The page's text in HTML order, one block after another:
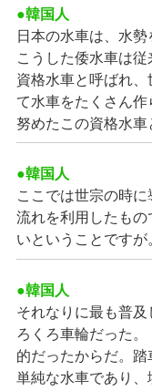
●韓国人
日本の水車は、水勢
こうした倭水車は従
資格水車と呼ばれ
て水車をたくさん
努めたこの資格水車
●韓国人
ここでは世宗の時
流れを利用したも
いということですが
●韓国人
それなりに最も普
ろくろ車輪だった
的だったからだ。
単純な水車であり、